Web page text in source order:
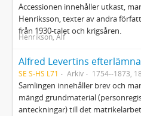
Accessionen innehåller utkast,
Henriksson, texter av andra
från 1930-talet och krigsåren.
Henrikson, Alf
Alfred Levertins
SE S-HS L71 Arkiv 1754--1873,
Samlingen innehåller brev och
mängd grundmaterial
anteckningar) till det